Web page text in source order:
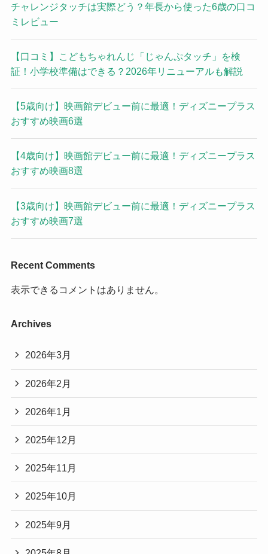
チャレンジタッチは実際どう？年長から使った6歳の口コ
ミレビュー
【口コミ】こどもちゃれんじ「じゃんぷタッチ」を検
証！小学校準備はできる？2026年リニューアルも解説
【5歳向け】映画館デビュー前に最適！ディズニープラス
おすすめ映画6選
【4歳向け】映画館デビュー前に最適！ディズニープラス
おすすめ映画8選
【3歳向け】映画館デビュー前に最適！ディズニープラス
おすすめ映画7選
Recent Comments
表示できるコメントはありません。
Archives
2026年3月
2026年2月
2026年1月
2025年12月
2025年11月
2025年10月
2025年9月